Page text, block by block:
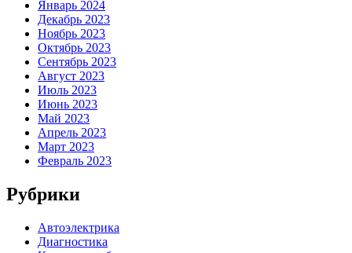
Январь 2024
Декабрь 2023
Ноябрь 2023
Октябрь 2023
Сентябрь 2023
Август 2023
Июль 2023
Июнь 2023
Май 2023
Апрель 2023
Март 2023
Февраль 2023
Рубрики
Автоэлектрика
Диагностика